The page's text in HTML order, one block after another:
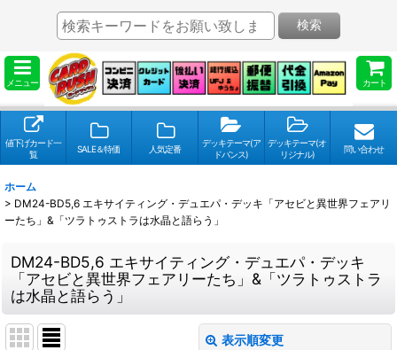
メニュー カート
検索
値下げカード一
覧
SALE＆特価 人気定番
デッキテーマ(ア
ドバンス)
デッキテーマ(オ
リジナル)
問い合わせ
ホーム
> DM24-BD5,6 エキサイティング・デュエパ・デッキ「アセビと異世界フェアリ
ーたち」&「ツラトゥストラは水晶と語らう」
DM24-BD5,6 エキサイティング・デュエパ・デッキ
「アセビと異世界フェアリーたち」&「ツラトゥストラ
は水晶と語らう」
表示順変更